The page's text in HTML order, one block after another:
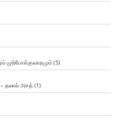
முற்போக்குவாதமும்(5)
தலால் அசத் (1)